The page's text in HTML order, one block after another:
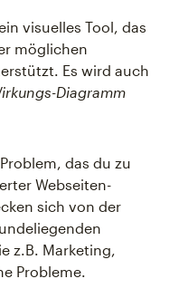
visuelles Tool, das
möglichen
Es wird auch
Diagramm
das du zu
Webseiten-
sich von der
z.B. Marketing,
Probleme.